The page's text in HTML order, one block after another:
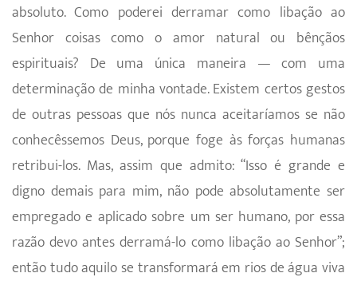
absoluto. Como poderei derramar como libação ao
Senhor coisas como o amor natural ou bênçãos
espirituais? De uma única maneira — com uma
determinação de minha vontade. Existem certos gestos
de outras pessoas que nós nunca aceitaríamos se não
conhecêssemos Deus, porque foge às forças humanas
retribui-los. Mas, assim que admito: “Isso é grande e
digno demais para mim, não pode absolutamente ser
empregado e aplicado sobre um ser humano, por essa
razão devo antes derramá-lo como libação ao Senhor”;
então tudo aquilo se transformará em rios de água viva